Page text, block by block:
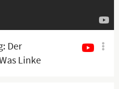
Der
Linke